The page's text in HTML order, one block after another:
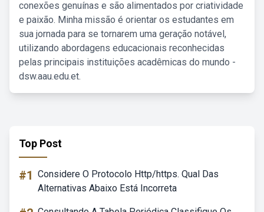
conexões genuínas e são alimentados por criatividade
e paixão. Minha missão é orientar os estudantes em
sua jornada para se tornarem uma geração notável,
utilizando abordagens educacionais reconhecidas
pelas principais instituições acadêmicas do mundo -
dsw.aau.edu.et.
Top Post
#1 Considere O Protocolo Http/https. Qual Das
Alternativas Abaixo Está Incorreta